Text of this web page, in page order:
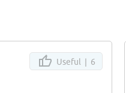
Useful | 6